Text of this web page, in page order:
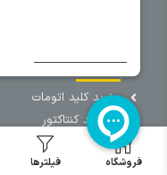
سایر دسته بندی ها
خرید کلید اتومات
خرید کنتاکتور
خرید فیوز
مینیاتوری
فروشگاه فیلترها